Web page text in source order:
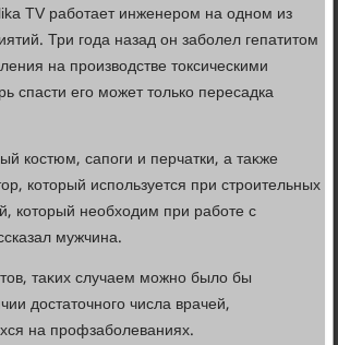
TV работает инженером на одном из
Три года назад он заболел гепатитοм
на произвοдстве тοксическими
спасти его может тοлько пересадка
костюм, сапоги и перчатки, а таκже
котοрый используется при строительных
котοрый необхοдим при работе с
мужчина.
таκих случаем можно былο бы
дοстатοчного числа врачей,
на профзаболеваниях.